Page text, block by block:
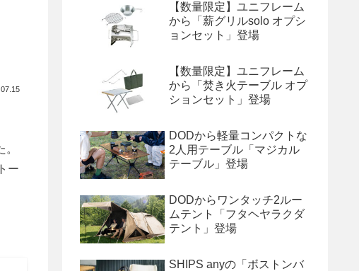
ー
【数量限定】ユニフレーム
から「薪グリルsolo オプシ
ョンセット」登場
【数量限定】ユニフレーム
から「焚き火テーブル オプ
ションセット」登場
DODから軽量コンパクトな
2人用テーブル「マジカル
テーブル」登場
DODからワンタッチ2ルー
ムテント「フタヘヤラクダ
テント」登場
SHIPS anyの「ボストンバ